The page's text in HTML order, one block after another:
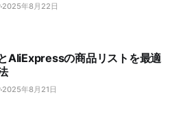
2025年8月22日
AliExpressの商品リストを最適
2025年8月21日